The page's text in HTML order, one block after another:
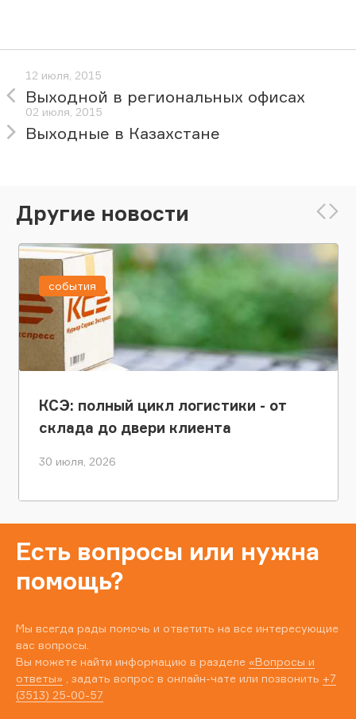
12 июля, 2015
Выходной в региональных офисах
02 июля, 2015
Выходные в Казахстане
Другие новости
КСЭ: полный цикл логистики - от
склада до двери клиента
30 июля, 2026
события
Есть вопросы или нужна
помощь?
Мы всегда рады помочь и ответить на все интересующие
вас вопросы.
Вы можете найти информацию в разделе «Вопросы и
ответы» , задать вопрос в онлайн-чате или позвонить +7
(3513) 25-00-57